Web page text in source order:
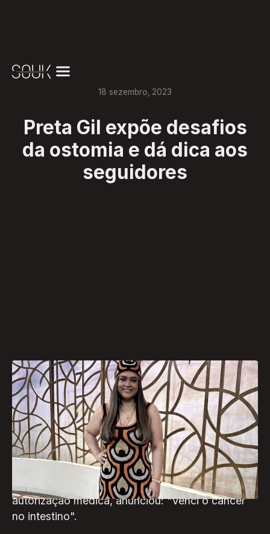
18 sezembro 2023
Preta Gil expõe desafios
da ostomia e dá dica aos
seguidores
No último dia do mês de novembro, a cantora
Preta Gil respondeu caixinhas de perguntas feitas
por seguidores nas redes sociais, a respeito do
uso da bolsa de ileostomia, que auxiliou no
funcionamento do seu sistema gastrointestinal.
No último domingo (17) a artista, com a
autorização médica, anunciou: "Venci o câncer
no intestino".